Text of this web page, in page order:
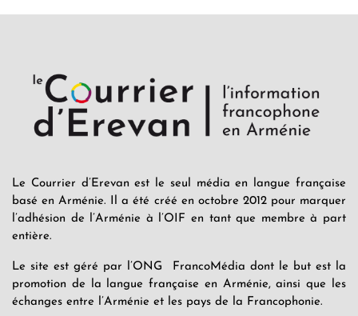
Le Courrier d’Erevan est le seul média en langue française
basé en Arménie. Il a été créé en octobre 2012 pour marquer
l’adhésion de l’Arménie à l’OIF en tant que membre à part
entière.
Le site est géré par l’ONG FrancoMédia dont le but est la
promotion de la langue française en Arménie, ainsi que les
échanges entre l’Arménie et les pays de la Francophonie.